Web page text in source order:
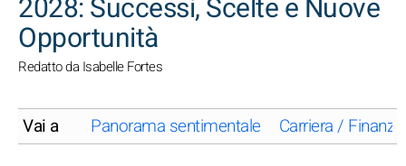
2028: Successi, Scelte e Nuove
Opportunità
Redatto da Isabelle Fortes
Vai a Panorama sentimentale Carriera / Finanze